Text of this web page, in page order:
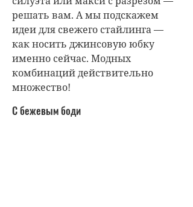
решать вам. А мы подскажем
идеи для свежего стайлинга —
как носить джинсовую юбку
именно сейчас. Модных
комбинаций действительно
множество!
С бежевым боди